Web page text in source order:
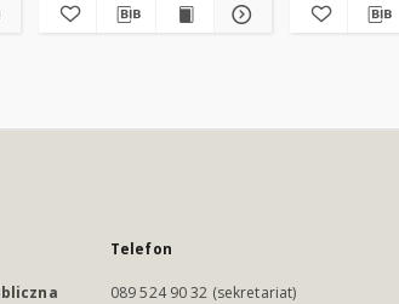
Telefon
089 524 90 32 (sekretariat)